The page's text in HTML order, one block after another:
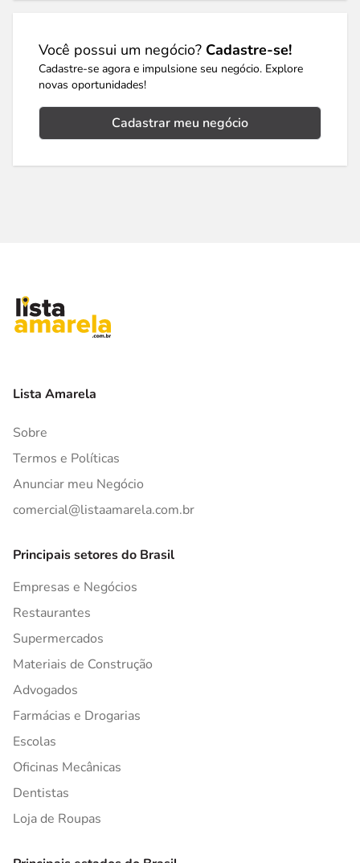
Você possui um negócio? Cadastre-se!
Cadastre-se agora e impulsione seu negócio. Explore
novas oportunidades!
Cadastrar meu negócio
Lista Amarela
Sobre
Termos e Políticas
Anunciar meu Negócio
comercial@listaamarela.com.br
Principais setores do Brasil
Empresas e Negócios
Restaurantes
Supermercados
Materiais de Construção
Advogados
Farmácias e Drogarias
Escolas
Oficinas Mecânicas
Dentistas
Loja de Roupas